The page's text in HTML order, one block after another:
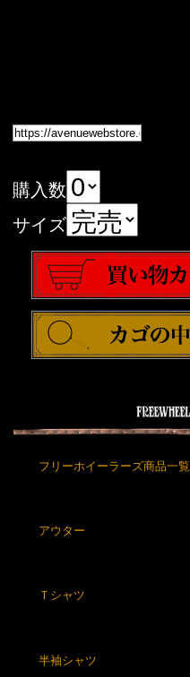
購入数
サイズ
フリーホイーラーズ商品一覧
アウター
Ｔシャツ
半袖シャツ